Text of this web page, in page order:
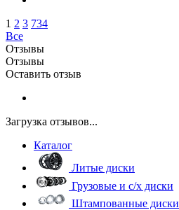
1 2 3 734
Все
Отзывы
Отзывы
Оставить отзыв
Загрузка отзывов...
Каталог
Литые диски
Грузовые и с/х диски
Штампованные диски